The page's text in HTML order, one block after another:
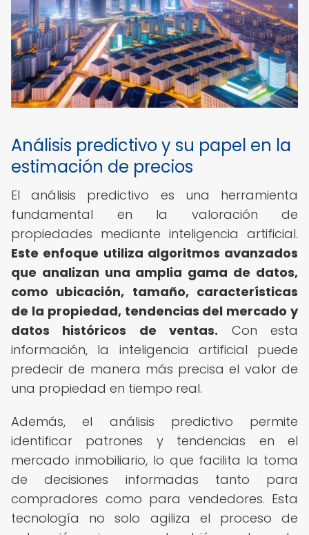
Análisis predictivo y su papel en la
estimación de precios
El análisis predictivo es una herramienta
fundamental en la valoración de
propiedades mediante inteligencia artificial.
Este enfoque utiliza algoritmos avanzados
que analizan una amplia gama de datos,
como ubicación, tamaño, características
de la propiedad, tendencias del mercado y
datos históricos de ventas. Con esta
información, la inteligencia artificial puede
predecir de manera más precisa el valor de
una propiedad en tiempo real.
Además, el análisis predictivo permite
identificar patrones y tendencias en el
mercado inmobiliario, lo que facilita la toma
de decisiones informadas tanto para
compradores como para vendedores. Esta
tecnología no solo agiliza el proceso de